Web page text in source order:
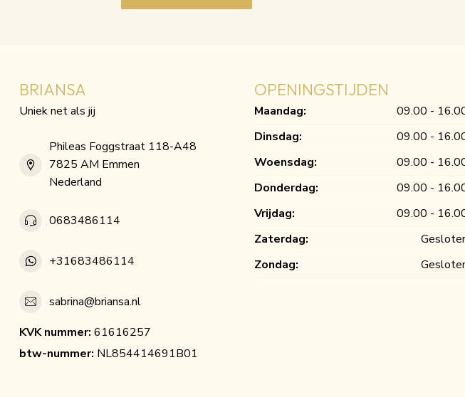
BRIANSA
Uniek net als jij
Phileas Foggstraat 118-A48
7825 AM Emmen
Nederland
0683486114
+31683486114
sabrina@briansa.nl
KVK nummer: 61616257
btw-nummer: NL854414691B01
OPENINGSTIJDEN
Maandag:
09.00 -
Dinsdag:
09.00 -
Woensdag:
09.00 -
Donderdag:
09.00 -
Vrijdag:
09.00 -
Zaterdag:
Zondag: